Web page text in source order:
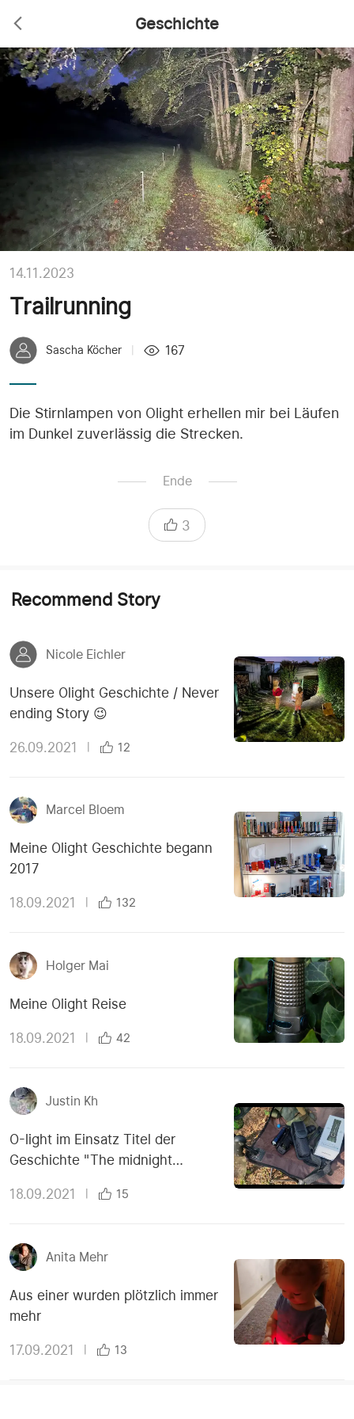
Geschichte
14.11.2023
Trailrunning
Sascha Köcher 167
Die Stirnlampen von Olight erhellen mir bei Läufen
im Dunkel zuverlässig die Strecken.
Ende
3
Recommend Story
Nicole Eichler
Unsere Olight Geschichte / Never
ending Story 😉
26.09.2021 | 12
Marcel Bloem
Meine Olight Geschichte begann
2017
18.09.2021 132
Holger Mai
Meine Olight Reise
18.09.2021 42
Justin Kh
O-light im Einsatz Titel der
Geschichte "The midnight
18.09.2021 15
Anita Mehr
Aus einer wurden plötzlich immer
mehr
17.09.2021 13